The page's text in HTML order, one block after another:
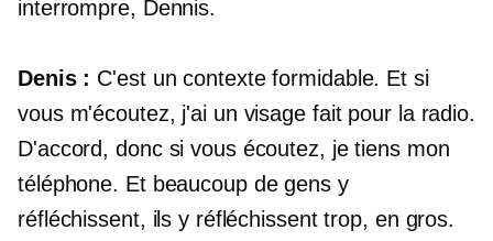
interrompre, Dennis.
Denis : C'est un contexte formidable. Et si
vous m'écoutez, j'ai un visage fait pour la radio.
D'accord, donc si vous écoutez, je tiens mon
téléphone. Et beaucoup de gens y
réfléchissent, ils y réfléchissent trop, en gros.